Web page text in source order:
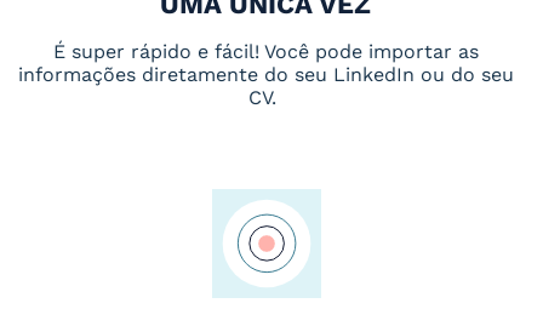
É super rápido e fácil! Você pode importar as
informações diretamente do seu LinkedIn ou do seu
CV.